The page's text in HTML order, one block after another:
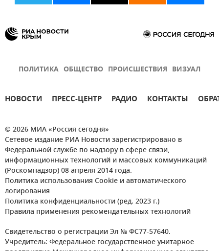
ПОЛИТИКА ОБЩЕСТВО ПРОИСШЕСТВИЯ ВИЗУАЛ
НОВОСТИ ПРЕСС-ЦЕНТР РАДИО КОНТАКТЫ
© 2026 МИА «Россия сегодня»
Сетевое издание РИА Новости зарегистрировано в
Федеральной службе по надзору в сфере связи,
информационных технологий и массовых коммуникаций
(Роскомнадзор) 08 апреля 2014 года.
Политика использования Cookie и автоматического
логирования
Политика конфиденциальности (ред. 2023 г.)
Правила применения рекомендательных технологий
Свидетельство о регистрации Эл № ФС77-57640.
Учредитель: Федеральное государственное унитарное